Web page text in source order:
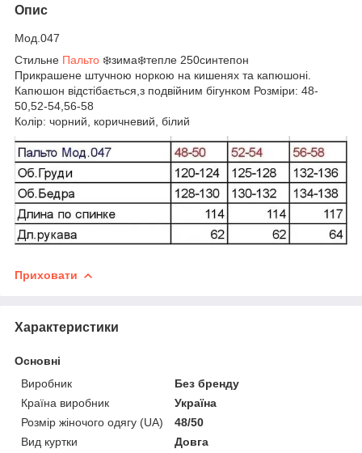
Опис
Мод.047
Стильне Пальто ❄️зима❄️тепле 250синтепон
Прикрашене штучною норкою на кишенях та капюшоні.
Капюшон відстібається,з подвійним бігунком Розміри: 48-
50,52-54,56-58
Колір: чорний, коричневий, білий
Приховати
Характеристики
Основні
Виробник
Без бренду
Країна виробник
Україна
Розмір жіночого одягу (UA)
48/50
Вид куртки
Довга